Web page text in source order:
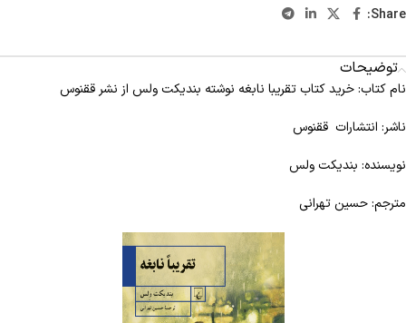
Share:
توضیحات
نام کتاب: خرید کتاب تقریبا نابغه نوشته بندیکت ولس از نشر ققنوس
ناشر: انتشارات ققنوس
نویسنده: بندیکت ولس
مترجم: حسین تهرانی